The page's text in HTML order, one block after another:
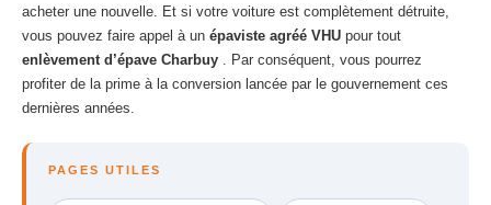
acheter une nouvelle. Et si votre voiture est complètement détruite,
vous pouvez faire appel à un épaviste agréé VHU pour tout
enlèvement d’épave Charbuy . Par conséquent, vous pourrez
profiter de la prime à la conversion lancée par le gouvernement ces
dernières années.
PAGES UTILES